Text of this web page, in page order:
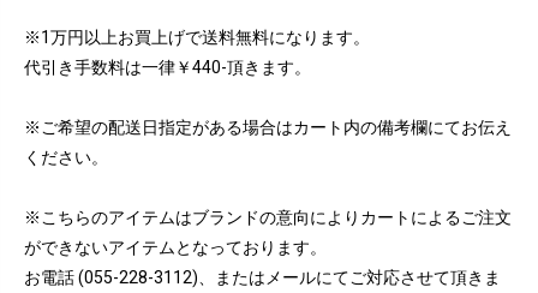
※1万円以上お買上げで送料無料になります。
代引き手数料は一律￥440-頂きます。
※ご希望の配送日指定がある場合はカート内の備考欄にてお伝え
ください。
※こちらのアイテムはブランドの意向によりカートによるご注文
ができないアイテムとなっております。
お電話 (055-228-3112)、またはメールにてご対応させて頂きま